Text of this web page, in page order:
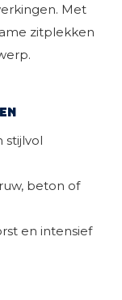
Met
zitplekken
stijlvol
beton of
en intensief